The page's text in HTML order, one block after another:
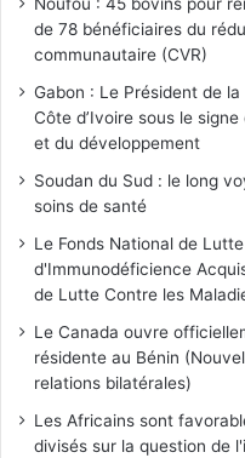
de 78 bénéficiaires du
communautaire (CVR)
Gabon : Le Président de
Côte d’Ivoire sous le
et du développement
Soudan du Sud : le long
soins de santé
Le Fonds National de
d'Immunodéficience
de Lutte Contre les
Le Canada ouvre
résidente au Bénin
relations bilatérales)
Les Africains sont
divisés sur la question de